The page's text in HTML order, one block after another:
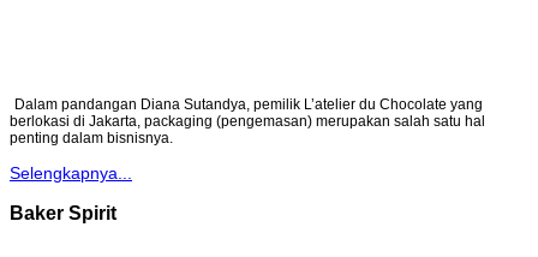
Dalam pandangan Diana Sutandya, pemilik L’atelier du Chocolate yang
berlokasi di Jakarta, packaging (pengemasan) merupakan salah satu hal
penting dalam bisnisnya.
Selengkapnya...
Baker Spirit